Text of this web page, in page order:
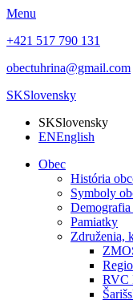
Menu
+421 517 790 131
obectuhrina@gmail.com
SKSlovensky
SKSlovensky
ENEnglish
Obec
História
Symboly
Demografia
Pamiatky
Združenia,
RVC